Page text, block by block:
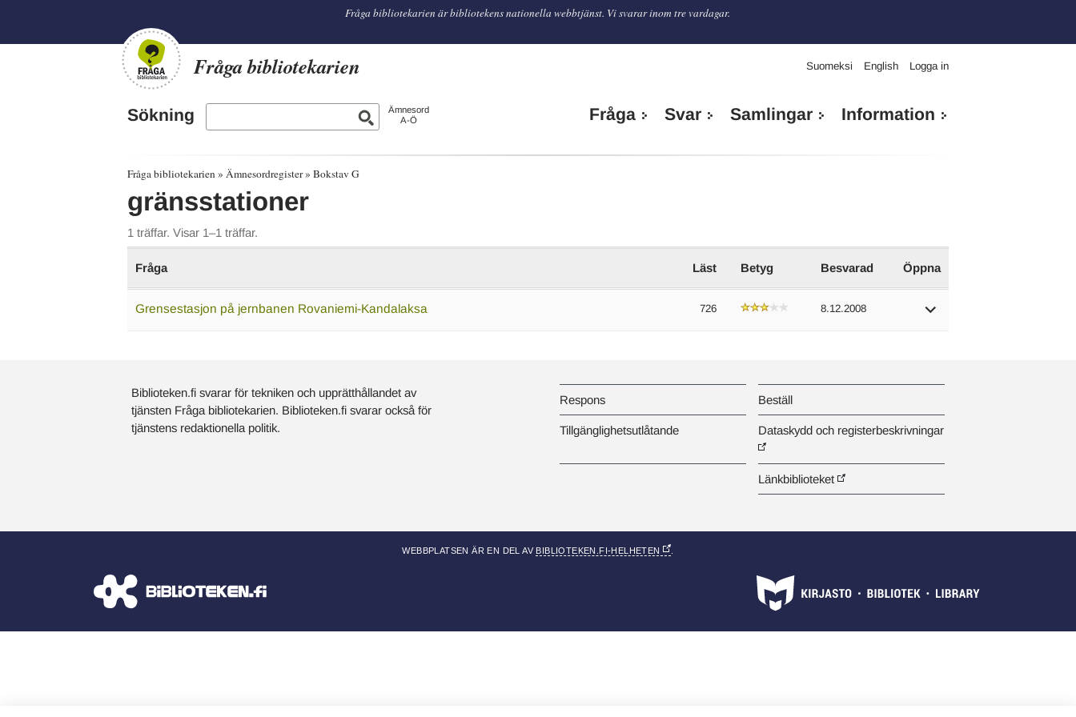
Fråga bibliotekarien är bibliotekens nationella webbtjänst. Vi svarar inom tre vardagar.
Fråga bibliotekarien Suomeksi English Logga in
Sökning
Ämnesord
A-Ö
Fråga Svar Samlingar Information
Fråga bibliotekarien Ämnesordregister Bokstav G
gränsstationer
1 träffar. Visar 1–1 träffar.
Fråga Läst Betyg Besvarad Öppna
Grensestasjon på jernbanen Rovaniemi-Kandalaksa 726 8.12.2008
Biblioteken.fi svarar för tekniken och upprätthållandet av
tjänsten Fråga bibliotekarien. Biblioteken.fi svarar också för
tjänstens redaktionella politik.
Respons Beställ
Tillgänglighetsutlåtande Dataskydd och registerbeskrivningar
Länkbiblioteket